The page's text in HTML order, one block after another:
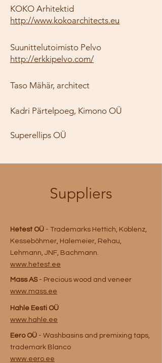
KOKO Arhitektid
http://www.kokoarchitects.eu
Suunittelutoimisto Pelvo
http://erkkipelvo.com/
Taso Mähär, architect
Kadri Pärtelpoeg, Kimono OÜ
Superellips OÜ
Suppliers
Hetest OÜ - Trademarks Hettich, Koblenz,
Kesseböhmer, Halemeier, Rehau,
Lehmann, JNF, Bachmann.
www.hetest.ee
Mass AS- Precious wood and veneer
www.mass.ee
Hahle Eesti OÜ
www.hahle.ee
Eero OÜ - Washbasins and premixing taps,
trademark Blanco
www.eero.ee